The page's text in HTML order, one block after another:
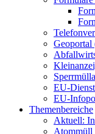
Geoportal
EU-
EU-
Themenbereiche
Aktuell:
Atommüll